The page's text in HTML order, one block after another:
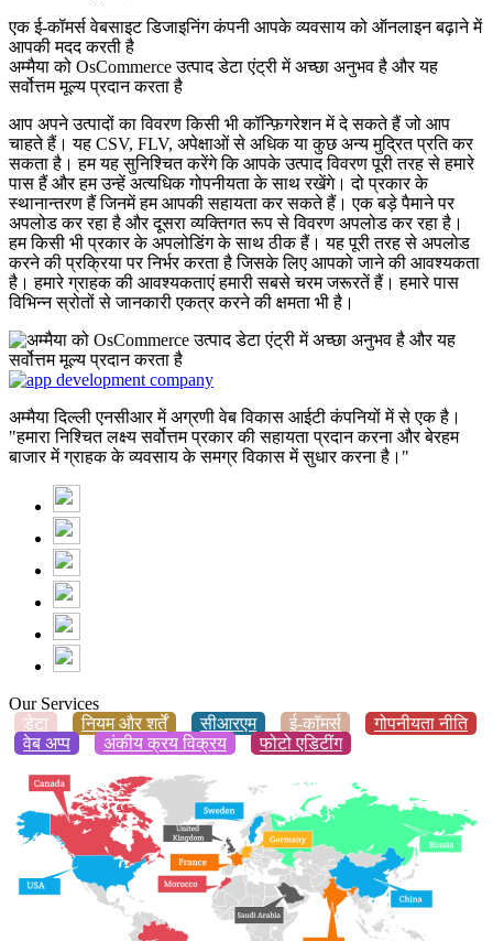
एक ई-कॉमर्स वेबसाइट डिजाइनिंग कंपनी आपके व्यवसाय को ऑनलाइन बढ़ाने में
आपकी मदद करती है
अम्मैया को OsCommerce उत्पाद डेटा एंट्री में अच्छा अनुभव है और यह
सर्वोत्तम मूल्य प्रदान करता है
आप अपने उत्पादों का विवरण किसी भी कॉन्फ़िगरेशन में दे सकते हैं जो आप
चाहते हैं। यह CSV, FLV, अपेक्षाओं से अधिक या कुछ अन्य मुद्रित प्रति कर
सकता है। हम यह सुनिश्चित करेंगे कि आपके उत्पाद विवरण पूरी तरह से हमारे
पास हैं और हम उन्हें अत्यधिक गोपनीयता के साथ रखेंगे। दो प्रकार के
स्थानान्तरण हैं जिनमें हम आपकी सहायता कर सकते हैं। एक बड़े पैमाने पर
अपलोड कर रहा है और दूसरा व्यक्तिगत रूप से विवरण अपलोड कर रहा है।
हम किसी भी प्रकार के अपलोडिंग के साथ ठीक हैं। यह पूरी तरह से अपलोड
करने की प्रक्रिया पर निर्भर करता है जिसके लिए आपको जाने की आवश्यकता
है। हमारे ग्राहक की आवश्यकताएं हमारी सबसे चरम जरूरतें हैं। हमारे पास
विभिन्न स्रोतों से जानकारी एकत्र करने की क्षमता भी है।
अम्मैया दिल्ली एनसीआर में अग्रणी वेब विकास आईटी कंपनियों में से एक है।
"हमारा निश्चित लक्ष्य सर्वोत्तम प्रकार की सहायता प्रदान करना और बेरहम
बाजार में ग्राहक के व्यवसाय के समग्र विकास में सुधार करना है।"
Our Services
डेटा
नियम और शर्तें सीआरएम ई-कॉमर्स
गोपनीयता नीति
वेब अप्प
अंकीय क्रय विक्रय फोटो एडिटींग